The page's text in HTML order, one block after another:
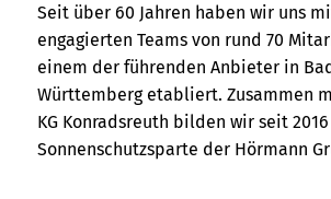
Seit über 60 Jahren haben wir uns
engagierten Teams von rund 70
einem der führenden Anbieter in
Württemberg etabliert. Zusammen
KG Konradsreuth bilden wir seit
Sonnenschutzsparte der Hörmann